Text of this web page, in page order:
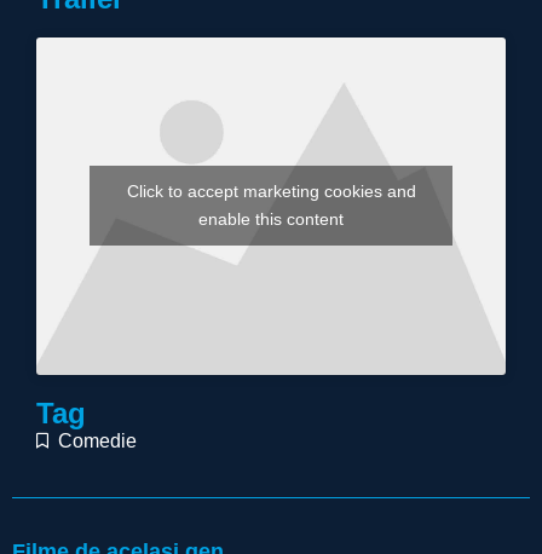
Click to accept marketing cookies and
enable this content
Tag
Comedie